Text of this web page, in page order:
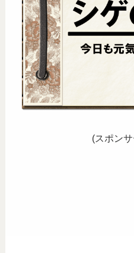
(スポン